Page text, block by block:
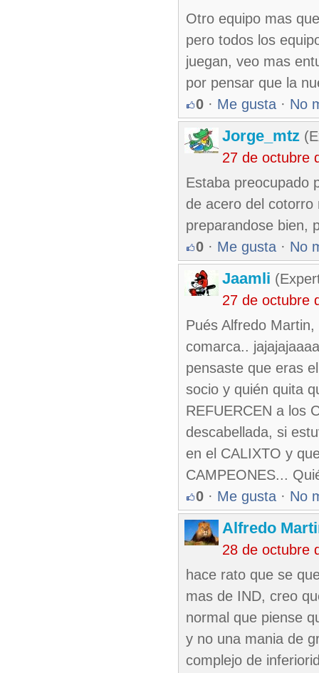
Otro equipo mas
pero todos los
juegan, veo mas
por pensar que la
0 · Me gusta · No
Jorge_mtz
27 de octubre
Estaba preocupado
de acero del
preparandose bien,
0 · Me gusta · No
Jaamli
27 de octubre
Pués Alfredo
comarca..
pensaste que eras
socio y quién quita
REFUERCEN a los
descabellada, si
en el CALIXTO y
CAMPEONES...
0 · Me gusta · No
Alfredo
28 de octubre
hace rato que se
mas de IND, creo
normal que piense
y no una mania de
complejo de